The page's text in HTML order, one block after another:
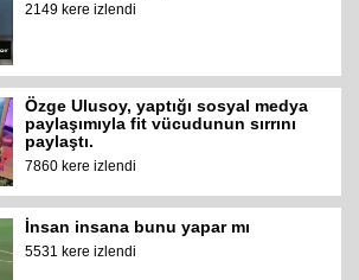
2149 kere izlendi
Özge Ulusoy, yaptığı sosyal medya
paylaşımıyla fit vücudunun sırrını
paylaştı.
7860 kere izlendi
İnsan insana bunu yapar mı
5531 kere izlendi